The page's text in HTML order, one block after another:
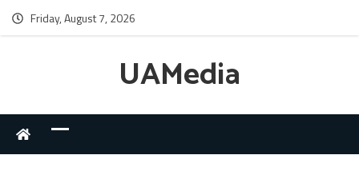
Friday, August 7, 2026
UAMedia